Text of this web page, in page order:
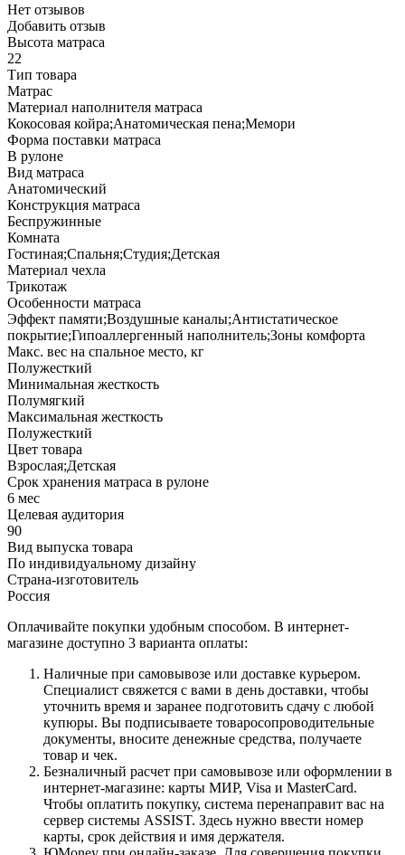
Нет отзывов
Добавить отзыв
Высота матраса
22
Тип товара
Матрас
Материал наполнителя матраса
Кокосовая койра;Анатомическая пена;Мемори
Форма поставки матраса
В рулоне
Вид матраса
Анатомический
Конструкция матраса
Беспружинные
Комната
Гостиная;Спальня;Студия;Детская
Материал чехла
Трикотаж
Особенности матраса
Эффект памяти;Воздушные каналы;Антистатическое
покрытие;Гипоаллергенный наполнитель;Зоны комфорта
Макс. вес на спальное место, кг
Полужесткий
Минимальная жесткость
Полумягкий
Максимальная жесткость
Полужесткий
Цвет товара
Взрослая;Детская
Срок хранения матраса в рулоне
6 мес
Целевая аудитория
90
Вид выпуска товара
По индивидуальному дизайну
Страна-изготовитель
Россия
Оплачивайте покупки удобным способом. В интернет-
магазине доступно 3 варианта оплаты:
Наличные при самовывозе или доставке курьером.
Специалист свяжется с вами в день доставки, чтобы
уточнить время и заранее подготовить сдачу с любой
купюры. Вы подписываете товаросопроводительные
документы, вносите денежные средства, получаете
товар и чек.
Безналичный расчет при самовывозе или оформлении в
интернет-магазине: карты МИР, Visa и MasterCard.
Чтобы оплатить покупку, система перенаправит вас на
сервер системы ASSIST. Здесь нужно ввести номер
карты, срок действия и имя держателя.